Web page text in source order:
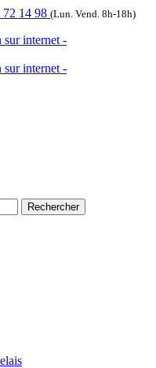
72 14 98 (Lun. Vend. 8h-18h)
Rechercher